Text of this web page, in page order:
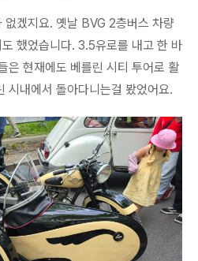
없겠지요. 옛날 BVG 2층버스 차량
했었습니다. 3.5유로를 내고 한 바
은 현재에도 베를린 시티 투어로 활
시내에서 돌아다니는걸 봤었어요.